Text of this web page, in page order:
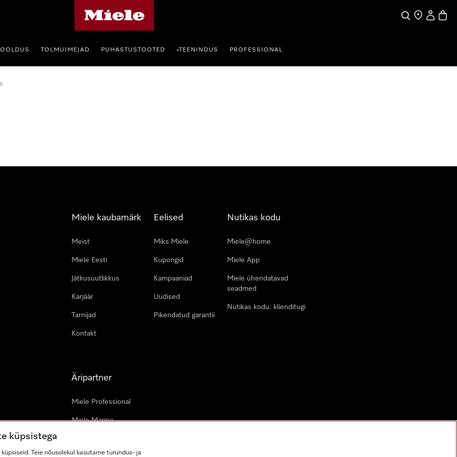
SearchFind a store
My
TOLMUIMEJAD PUHASTUSTOOTED •TEENINDUS PROFESSIONAL
Miele kaubamärk
Meist
Miele Eesti
Jätkusuutlikkus
Karjäär
Tarnijad
Kontakt
Eelised
Miks Miele
Kupongid
Kampaaniad
Uudised
Pikendatud garantii
Nutikas kodu
Miele@home
Miele App
Miele ühendatavad
seadmed
Nutikas kodu: klienditugi
Äripartner
Miele Professional
Miele Marine
küpsistega
Teie nõusolekul kasutame turundus- ja